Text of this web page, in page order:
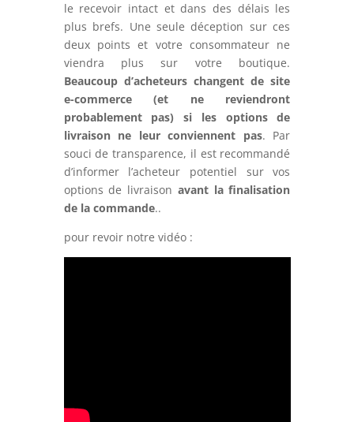
le recevoir intact et dans des délais les
plus brefs. Une seule déception sur ces
deux points et votre consommateur ne
viendra plus sur votre boutique.
Beaucoup d’acheteurs changent de site
e-commerce (et ne reviendront
probablement pas) si les options de
livraison ne leur conviennent pas. Par
souci de transparence, il est recommandé
d’informer l’acheteur potentiel sur vos
options de livraison avant la finalisation
de la commande..
pour revoir notre vidéo :